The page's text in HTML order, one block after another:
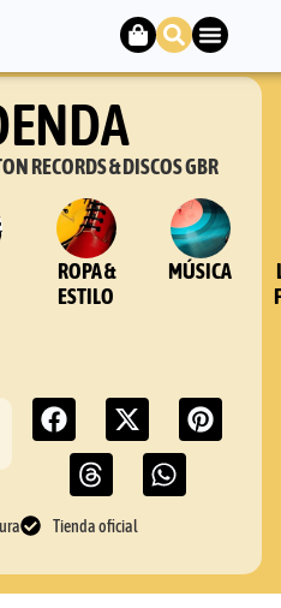
RECORDS & DISCOS GBR
ROPA &
ESTILO
MÚSICA
Tienda oficial